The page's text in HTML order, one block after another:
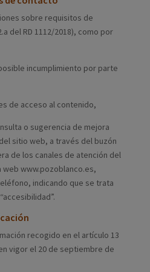
sobre requisitos de
del RD 1112/2018), como por
incumplimiento por parte
de acceso al contenido,
o sugerencia de mejora
sitio web, a través del buzón
de los canales de atención del
web www.pozoblanco.es,
indicando que se trata
recogido en el artículo 13
vigor el 20 de septiembre de